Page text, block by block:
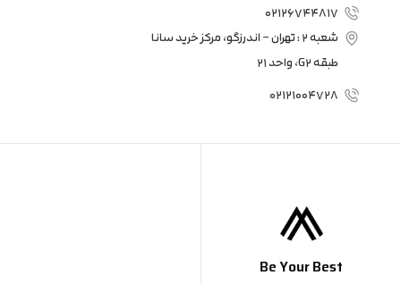
Be Your Best
02126744817
شعبه 2 : تهران – اندرزگو، مرکز خرید سانا
طبقه G2، واحد 21
02121004728